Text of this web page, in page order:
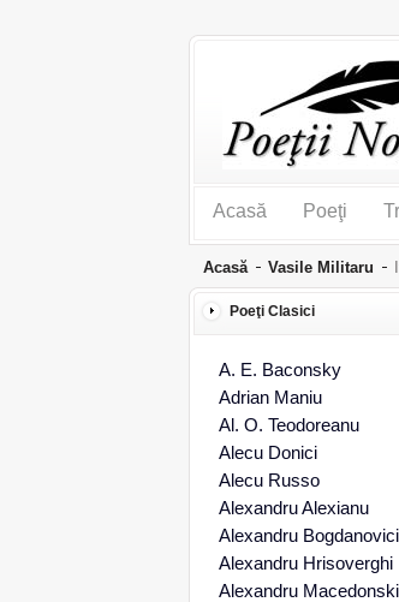
Acasă Poeţi
Acasă Vasile Militaru
Poeţi Clasici
A. E. Baconsky
Adrian Maniu
Al. O. Teodoreanu
Alecu Donici
Alecu Russo
Alexandru Alexianu
Alexandru Bogdanovici
Alexandru Hrisoverghi
Alexandru Macedonski